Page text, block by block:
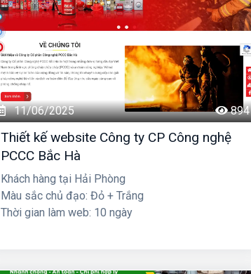
11/06/2025 894
Thiết kế website Công ty CP Công nghệ
PCCC Bắc Hà
Khách hàng tại Hải Phòng
Màu sắc chủ đạo: Đỏ + Trắng
Thời gian làm web: 10 ngày